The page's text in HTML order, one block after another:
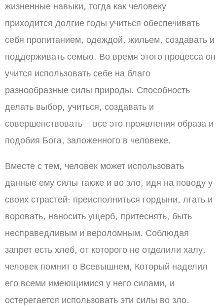
жизненные навыки, тогда как человеку
приходится долгие годы учиться обеспечивать
себя пропитанием, одеждой, жильем, создавать и
поддерживать семью. Во время этого процесса он
учится использовать себе на благо
разнообразные силы природы. Способность
делать выбор, учиться, создавать и
совершенствовать – все это проявления образа и
подобия Бога, заложенного в человеке.
Вместе с тем, человек может использовать
данные ему силы также и во зло, идя на поводу у
своих страстей: преисполниться гордыни, лгать и
воровать, наносить ущерб, притеснять, быть
несправедливым и вероломным. Соблюдая
запрет есть хлеб, от которого не отделили халу,
человек помнит о Всевышнем, Который наделил
его всеми имеющимися у него силами, и
остерегается использовать эти силы во зло.